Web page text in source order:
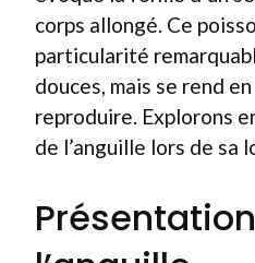
corps allongé. Ce
particularité
douces, mais se rend
reproduire. Explorons
de l’anguille lors de sa